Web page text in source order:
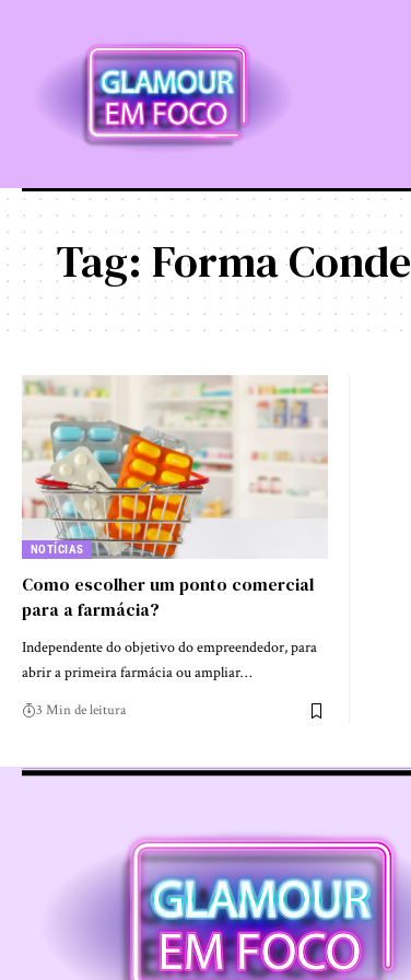
Tag: Forma Conde
NOTÍCIAS
Como escolher um ponto comercial
para a farmácia?
Independente do objetivo do empreendedor, para
abrir a primeira farmácia ou ampliar…
3 Min de leitura